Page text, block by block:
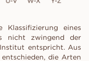
eines
nicht zwingend der
entspricht. Aus
die Arten